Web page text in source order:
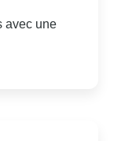
avec une